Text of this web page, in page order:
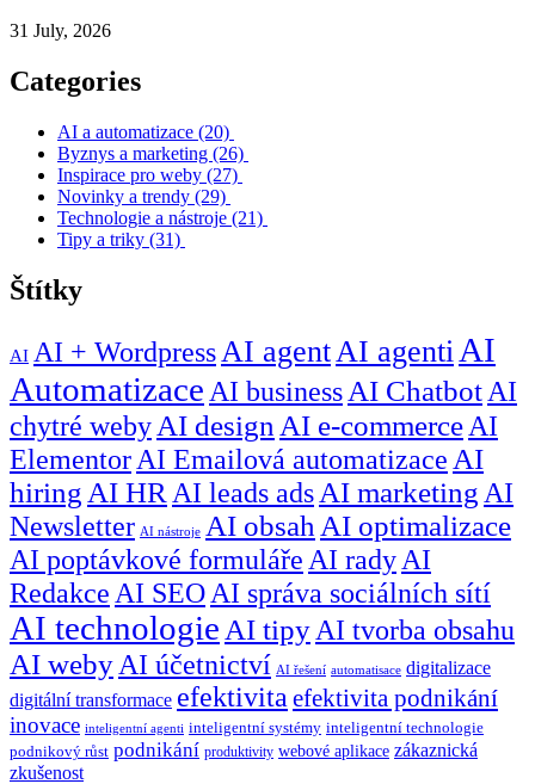
31 July, 2026
Categories
AI a automatizace (20)
Byznys a marketing (26)
Inspirace pro weby (27)
Novinky a trendy (29)
Technologie a nástroje (21)
Tipy a triky (31)
Štítky
AI AI + Wordpress AI agent AI agenti AI
Automatizace AI business AI Chatbot AI
chytré weby AI design AI e-commerce AI
Elementor AI Emailová automatizace AI
hiring AI HR AI leads ads AI marketing AI
Newsletter AI nástroje AI obsah AI optimalizace
AI poptávkové formuláře AI rady AI
Redakce AI SEO AI správa sociálních sítí
AI technologie AI tipy AI tvorba obsahu
AI weby AI účetnictví AI řešení automatisace digitalizace
digitální transformace efektivita efektivita podnikání
inovace inteligentní agenti inteligentní systémy inteligentní technologie
podnikový růst podnikání produktivity webové aplikace zákaznická
zkušenost